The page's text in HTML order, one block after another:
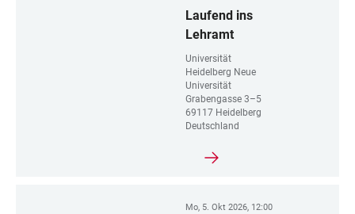
Laufend ins
Lehramt
Universität
Heidelberg Neue
Universität
Grabengasse 3–5
69117 Heidelberg
Deutschland
Mo, 5. Okt 2026, 12:00